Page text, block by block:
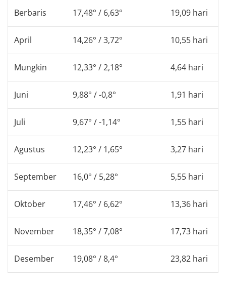
Berbaris 17,48° / 6,63° 19,09 hari
April 14,26° / 3,72° 10,55 hari
Mungkin 12,33° / 2,18° 4,64 hari
Juni 9,88° / -0,8° 1,91 hari
Juli 9,67° / -1,14° 1,55 hari
Agustus 12,23° / 1,65° 3,27 hari
September 16,0° / 5,28° 5,55 hari
Oktober 17,46° / 6,62° 13,36 hari
November 18,35° / 7,08° 17,73 hari
Desember 19,08° / 8,4° 23,82 hari